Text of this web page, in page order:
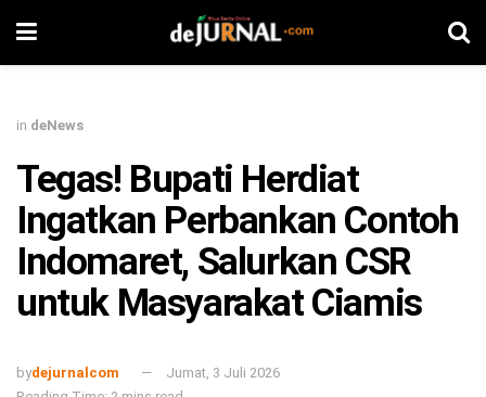
in deNews
Tegas! Bupati Herdiat
Ingatkan Perbankan Contoh
Indomaret, Salurkan CSR
untuk Masyarakat Ciamis
bydejurnalcom
Jumat, 3 Juli 2026